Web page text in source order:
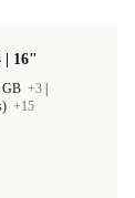
| 16"
GB +3
+15